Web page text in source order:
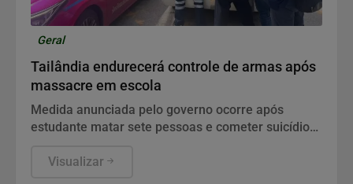
Geral
Tailândia endurecerá controle de armas após
massacre em escola
Medida anunciada pelo governo ocorre após
estudante matar sete pessoas e cometer suicídio
feridos em seis hospitais.
Visualizar